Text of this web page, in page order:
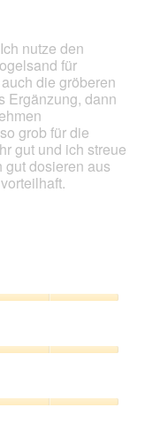
nutze den
für
die gröberen
Ergänzung, dann
grob für die
gut und ich streue
dosieren aus